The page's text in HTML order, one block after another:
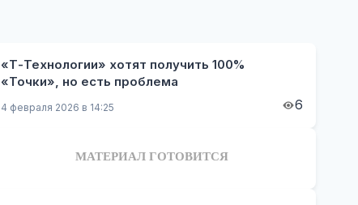
«Т-Технологии» хотят получить 100%
«Точки», но есть проблема
4 февраля 2026 в 14:25 6
МАТЕРИАЛ ГОТОВИТСЯ